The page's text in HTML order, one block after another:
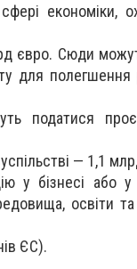
економіки,
євро. Сюди
для
податися
— 1,1
у бізнесі або
освіти та
ЄС).